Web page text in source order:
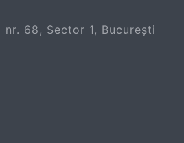
68, Sector 1, București